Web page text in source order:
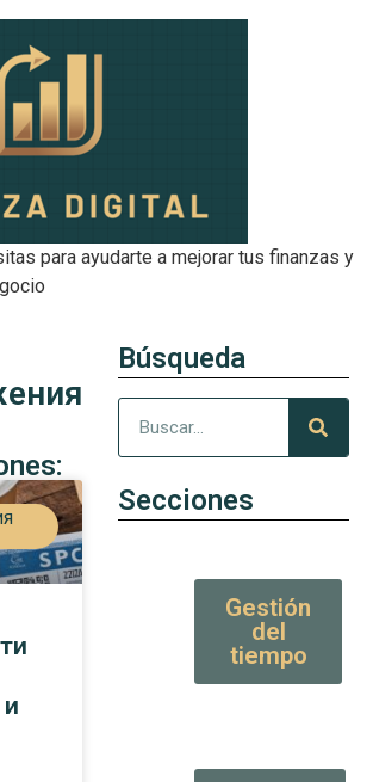
para ayudarte a mejorar tus finanzas y
Búsqueda
Secciones
Gestión
del
tiempo